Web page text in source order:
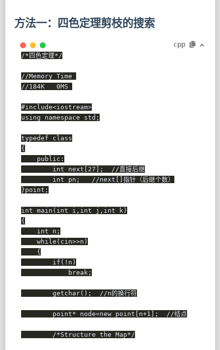
方法一：四色定理剪枝的搜索
cpp
/*四色定理*/
//Memory Time
//184K   0MS
#include<iostream>
using
namespace std ;
typedef
class
{
public :
int next [ 27 ] ;
//直接后继
int pn ;
//next[]指针（后继个数）
}point ;
int main ( int i , int j , int k )
{
int n ;
while ( cin>>n )
{
if ( ! n )
break ;
getchar( ) ; //n的换行符
        point
* node=new point [ n+1 ] ; //结点
/*Structure the Map*/